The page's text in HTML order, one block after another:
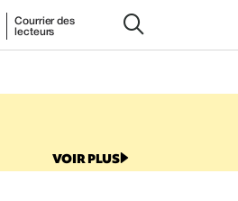
Courrier des
lecteurs
VOIR PLUS